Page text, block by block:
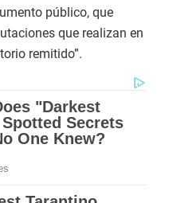
público, que
que realizan en
remitido”.